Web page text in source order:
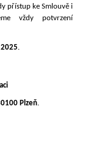
přístup ke Smlouvě i
vždy potvrzení
.
Plzeň.